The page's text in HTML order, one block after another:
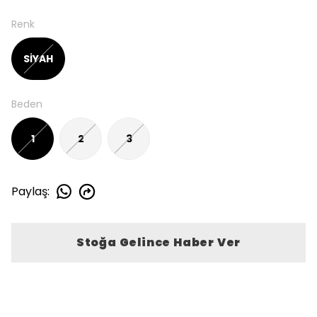
Renk
SİYAH
Beden
1 2 3
Paylaş:
Stoğa Gelince Haber Ver